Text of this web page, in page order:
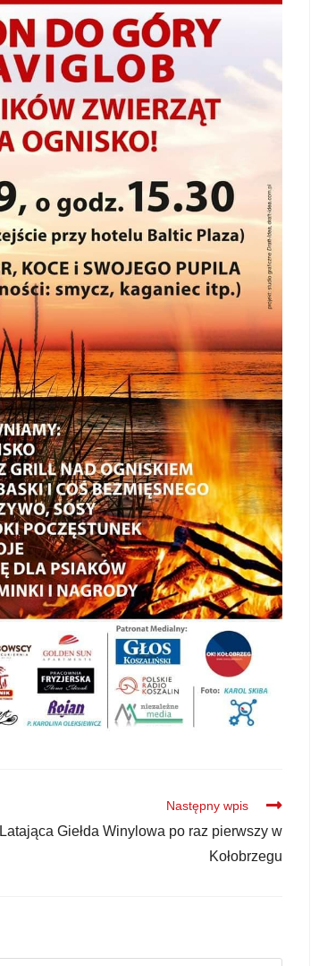
Następny wpis
Latająca Giełda Winylowa po raz pierwszy w
Kołobrzegu